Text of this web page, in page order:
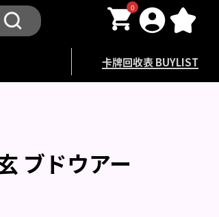
0
卡牌回收表 BUYLIST
ブドウアー